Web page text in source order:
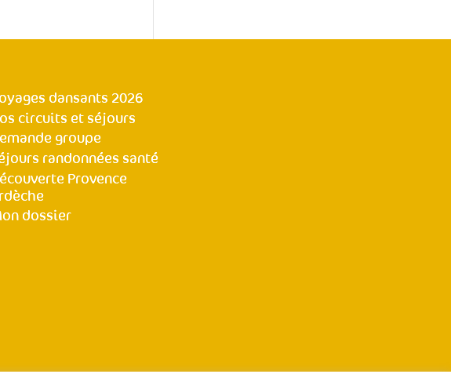
dansants 2026
circuits et séjours
groupe
randonnées santé
Provence
dossier